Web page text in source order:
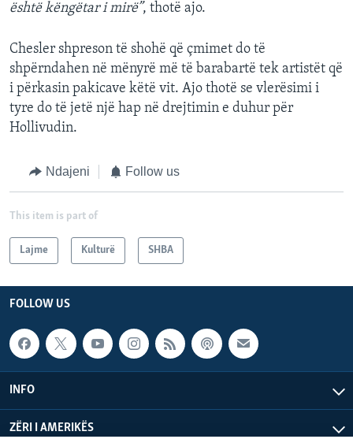
është këngëtar i mirë”, thotë ajo.
Chesler shpreson të shohë që çmimet do të
shpërndahen në mënyrë më të barabartë tek artistët që
i përkasin pakicave këtë vit. Ajo thotë se vlerësimi i
tyre do të jetë një hap në drejtimin e duhur për
Hollivudin.
Ndajeni Follow us
This item is part of
Lajme Kulturë SHBA
FOLLOW US
INFO
ZËRI I AMERIKËS